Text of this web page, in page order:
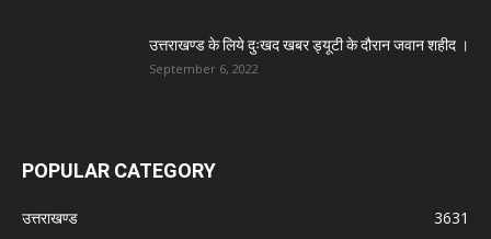
उत्तराखण्ड के लिये दुःखद खबर ड्यूटी के दौरान जवान शहीद ।
September 6, 2022
POPULAR CATEGORY
उत्तराखण्ड
3631